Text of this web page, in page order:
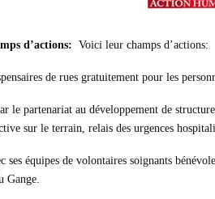
d’actions: Voici leur champs d’actions:
de rues gratuitement pour les
le partenariat au développement de
sur le terrain, relais des urgences
ses équipes de volontaires soignants
Gange.